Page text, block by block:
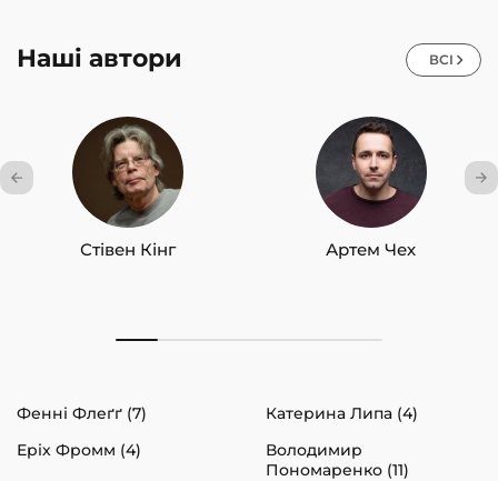
Наші автори ВСІ
Стівен Кінг Артем Чех
Фенні Флеґґ (7)
Катерина Липа (4)
Еріх Фромм (4)
Володимир
Пономаренко (11)